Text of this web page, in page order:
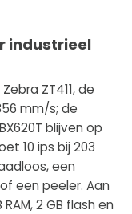
industrieel
ZT411, de
mm/s; de
blijven op
10 ips bij 203
een
een peeler. Aan
2 GB flash en